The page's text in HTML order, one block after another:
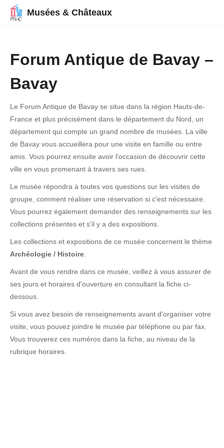
Musées & Châteaux
Forum Antique de Bavay –
Bavay
Le Forum Antique de Bavay se situe dans la région Hauts-de-
France et plus précisément dans le département du Nord, un
département qui compte un grand nombre de musées. La ville
de Bavay vous accueillera pour une visite en famille ou entre
amis. Vous pourrez ensuite avoir l'occasion de découvrir cette
ville en vous promenant à travers ses rues.
Le musée répondra à toutes vos questions sur les visites de
groupe, comment réaliser une réservation si c'est nécessaire.
Vous pourrez également demander des renseignements sur les
collections présentes et s'il y a des expositions.
Les collections et expositions de ce musée concernent le thème
Archéologie / Histoire
Avant de vous rendre dans ce musée, veillez à vous assurer de
ses jours et horaires d'ouverture en consultant la fiche ci-
dessous.
Si vous avez besoin de renseignements avant d'organiser votre
visite, vous pouvez joindre le musée par téléphone ou par fax.
Vous trouverez ces numéros dans la fiche, au niveau de la
rubrique horaires.